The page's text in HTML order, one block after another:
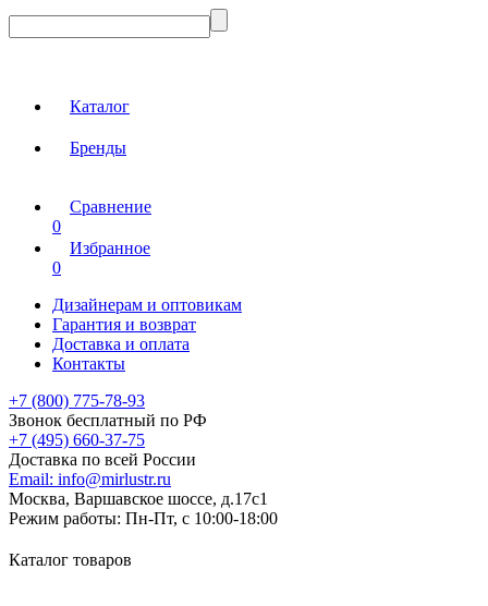
Каталог
Бренды
Сравнение
0
Избранное
0
Дизайнерам и оптовикам
Гарантия и возврат
Доставка и оплата
Контакты
+7 (800) 775-78-93
Звонок бесплатный по РФ
+7 (495) 660-37-75
Доставка по всей России
Email: info@mirlustr.ru
Москва, Варшавское шоссе, д.17c1
Режим работы: Пн-Пт, с 10:00-18:00
Каталог товаров